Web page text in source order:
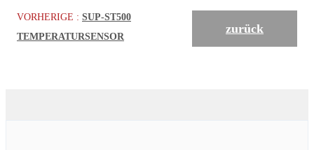
VORHERIGE : SUP-ST500
TEMPERATURSENSOR
zurück